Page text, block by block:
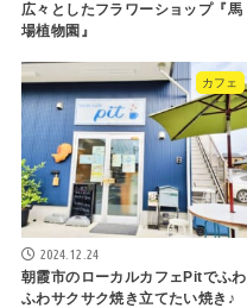
広々としたフラワーショップ『馬
場植物園』
カフェ
2024.12.24
朝霞市のローカルカフェPitでふわ
ふわサクサク焼き立てたい焼き♪